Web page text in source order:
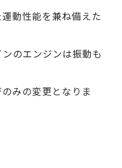
動性能を兼ね備えた
のエンジンは振動も
みの変更となりま